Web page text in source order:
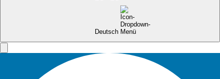
Deutsch